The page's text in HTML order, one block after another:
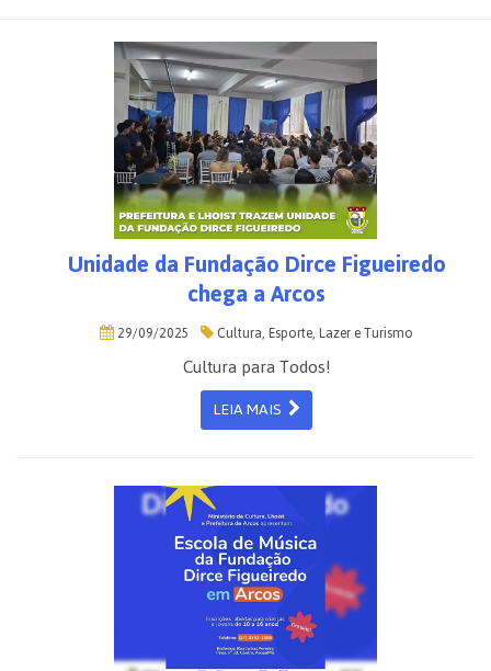
Unidade da Fundação Dirce Figueiredo
chega a Arcos
29/09/2025 Cultura, Esporte, Lazer e Turismo
Cultura para Todos!
LEIA MAIS